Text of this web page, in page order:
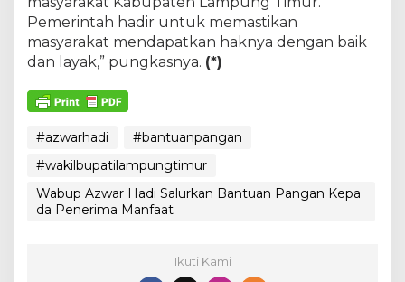
Pemerintah hadir untuk memastikan
masyarakat mendapatkan haknya dengan baik
dan layak,” pungkasnya. (*)
#azwarhadi
#bantuanpangan
#wakilbupatilampungtimur
Wabup Azwar Hadi Salurkan Bantuan Pangan Kepa
da Penerima Manfaat
Ikuti Kami